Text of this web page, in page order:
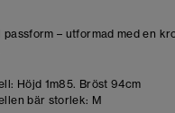
passform – utformad med en
Höjd 1m85. Bröst 94cm
bär storlek: M